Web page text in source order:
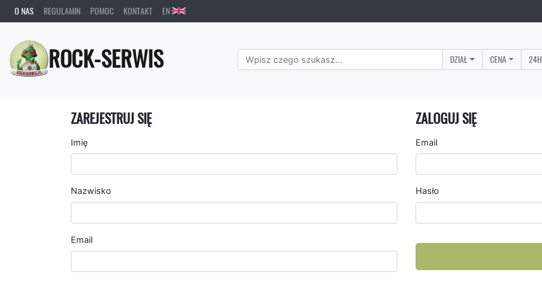
O NAS REGULAMIN POMOC KONTAKT EN
ROCK-SERWIS DZIAŁ CENA
ZAREJESTRUJ SIĘ
Imię
Nazwisko
Email
ZALOGUJ SIĘ
Email
Hasło